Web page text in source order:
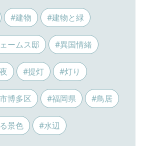
#建物 #建物と緑
ームス邸 #異国情緒
#提灯 #灯り
博多区 #福岡県 #鳥居
景色 #水辺